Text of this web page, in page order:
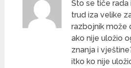
Što se tiče rada
trud iza velike
razbojnik može
ako nije uložio
znanja i
itko ko nije